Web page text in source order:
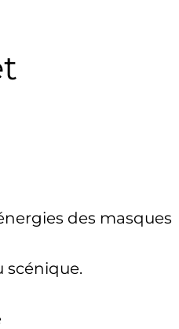
des masques
scénique.